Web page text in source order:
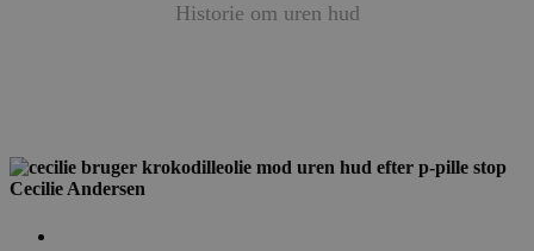
Historie om uren hud
Cecilie Andersen